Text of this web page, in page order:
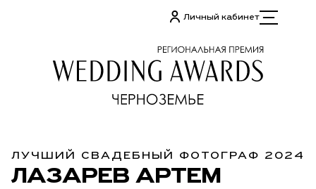
Личный кабинет
ЛУЧШИЙ СВАДЕБНЫЙ ФОТОГРАФ 2024
ЛАЗАРЕВ АРТЕМ